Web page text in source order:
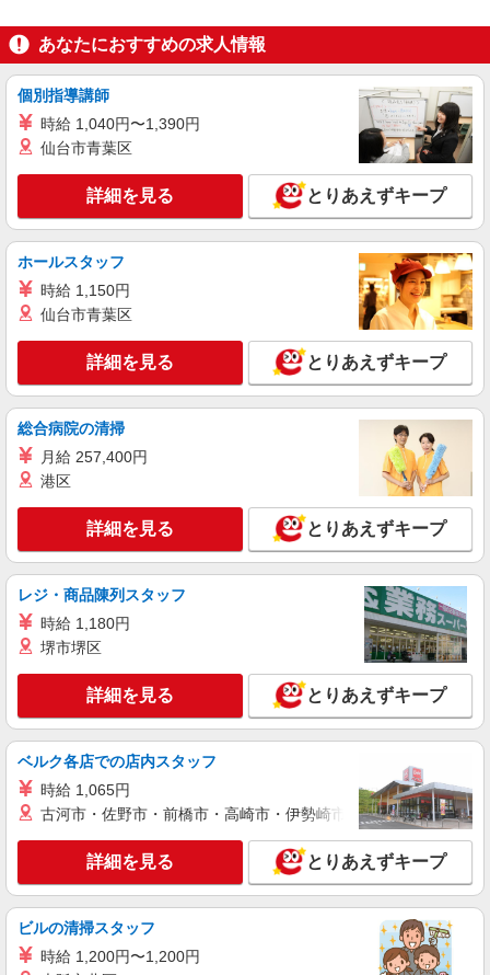
時＞土日祝 11:00〜17:00
時給1250円
キープ 詳細を見る
パート
ケンタッキーフライドチキン 荻窪店
カウンター・キッチンスタッフ ＜優先募集日
時＞平日（月〜金） 11:00〜17:00
キープ 詳細を見る
アルバイト パート
ケンタッキーフライドチキン エリアスタッフ浜田山駅前店
［1］吉祥寺南口店 東京都武蔵野市吉祥寺南
町1-4-1 ［2］永福町店 東京都杉並区和泉3-4-2 上
記2店舗を中心に、JR中央線・京王井の頭線沿線
の店舗（荻窪、高円寺、三鷹、笹塚、初台、阿佐
ヶ谷など）で勤務の可能性があります。 勤務地は
オファーごとに確認できるのでシフトの提出は不
詳細を見る
アルバイト パート
ケンタッキーフライドチキン エリアスタッフ高円寺店
KFC店舗サポートスタッフ
時給1,250円
［1］吉祥寺南口店 東京都武蔵野市吉祥寺南
町1-4-1 ［2］永福町店 東京都杉並区和泉3-4-2 上
記2店舗を中心に、JR中央線・京王井の頭線沿線
の店舗（荻窪、高円寺、三鷹、笹塚、初台、阿佐
ヶ谷など）で勤務の可能性があります。 勤務地は
オファーごとに確認できるのでシフトの提出は不
要です。
キープ 詳細を見る
パート
ケンタッキーフライドチキン エリアスタッフ荻窪店
KFC店舗サポートスタッフ
［1］吉祥寺南口店 東京都武蔵野市吉祥寺南
あなたにおすすめの求人情報
個別指導講師
時給 1,040円〜1,390円
仙台市青葉区
詳細を見る とりあえずキープ
ホールスタッフ
時給 1,150円
仙台市青葉区
詳細を見る とりあえずキープ
総合病院の清掃
月給 257,400円
港区
詳細を見る とりあえずキープ
レジ・商品陳列スタッフ
時給 1,180円
堺市堺区
詳細を見る とりあえずキープ
ベルク各店での店内スタッフ
時給 1,065円
古河市・佐野市・前橋市・高崎市・伊勢崎市・太田市・館林市
詳細を見る とりあえずキープ
ビルの清掃スタッフ
時給 1,200円〜1,200円